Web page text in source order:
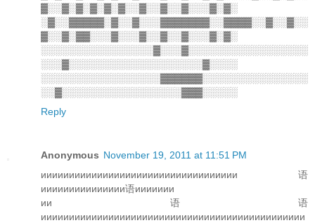
▓░░▓░▓░▓░▓░▓░░▓░░▓░░▓░░░▓░▓░
░▓░░▓▓▓▓▓░▓░░▓░░░▓▓▓▓▓▓▓░░▓▓▓▓░░▓░░▓░░
▓░░▓░▓▓░░░▓░░░▓░░▓░░▓░░░▓░▓░
░░░░░░░░░░░░░░░░▓░░░▓░░░░░░░░░░░░░░░░░
░░░▓░░░░░░░░░░░░░░░░░░░▓░░░░
░░░░░░░░░░░░░░░░░▓▓▓▓▓▓░░░░░░░░░░░░░░░
░░▓░░░░░░░░░░░░░░░░░▓▓▓░░░░░
Reply
Anonymous November 19, 2011 at 11:51 PM
иииииииииииииииииииииииииииииииииии语
иииииииииииииии语иииииии
ии语语
иииииииииииииииииииииииииииииииииииииииииииииии